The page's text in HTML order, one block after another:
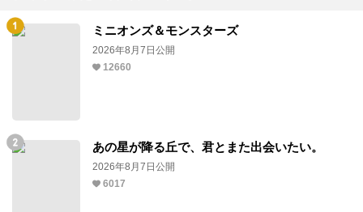
ミニオンズ＆モンスターズ
2026年8月7日公開
12660
あの星が降る丘で、君とまた出会いたい。
2026年8月7日公開
6017